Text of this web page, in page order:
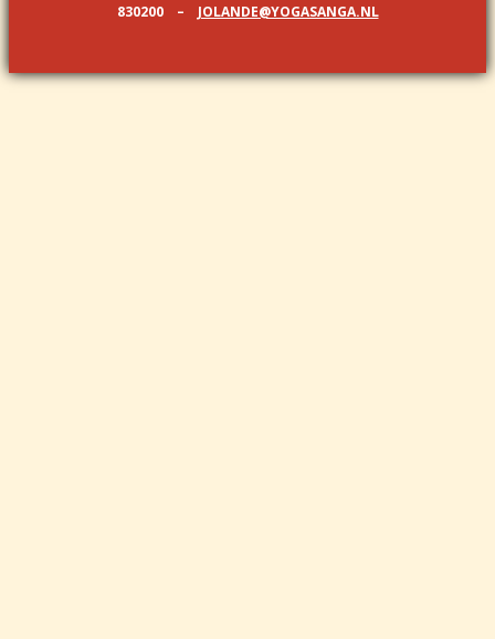
830200 – JOLANDE@YOGASANGA.NL